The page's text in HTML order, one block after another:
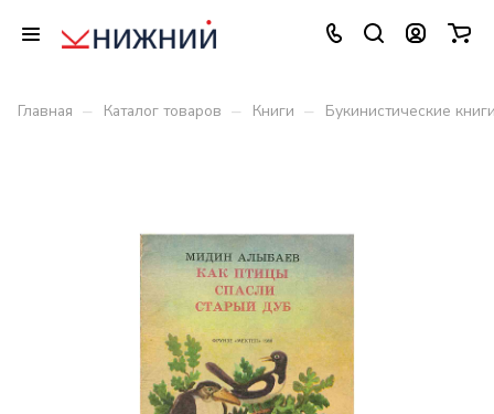
Главная – Каталог товаров – Книги – Букинистические